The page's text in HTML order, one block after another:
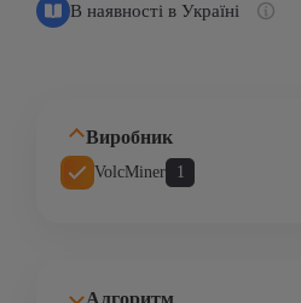
В наявності в Україні
Виробник
VolcMiner 1
Алгоритм